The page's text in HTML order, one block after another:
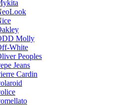
Molly
White
Peoples
Jeans
Cardin